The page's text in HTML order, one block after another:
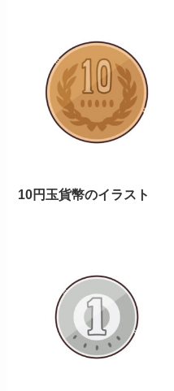
10円玉貨幣のイラスト